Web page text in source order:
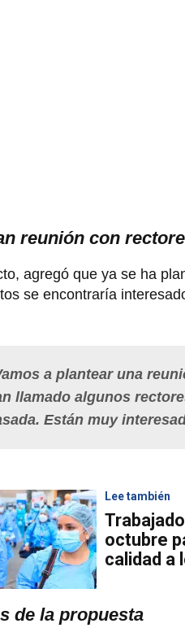
reunión con
agregó que ya se ha
se encontraría
a plantear una
llamado algunos
Están muy
Lee también
octubre
calidad a
de la propuesta